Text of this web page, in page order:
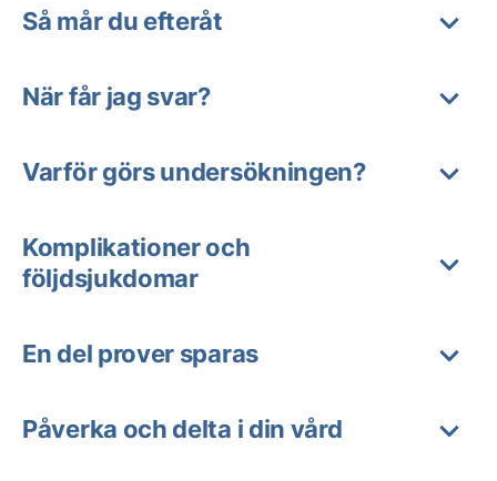
Så mår du efteråt
När får jag svar?
Varför görs undersökningen?
Komplikationer och
följdsjukdomar
En del prover sparas
Påverka och delta i din vård